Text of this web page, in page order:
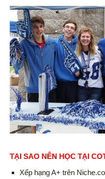
TẠI SAO NÊN HỌC TẠI
Xếp hạng A+ trên